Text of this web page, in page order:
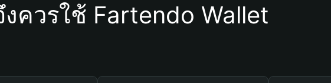
งควรใช้ Fartendo Wallet